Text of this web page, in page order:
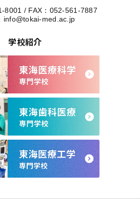
8001 / FAX：052-561-7887
info@tokai-med.ac.jp
学校紹介